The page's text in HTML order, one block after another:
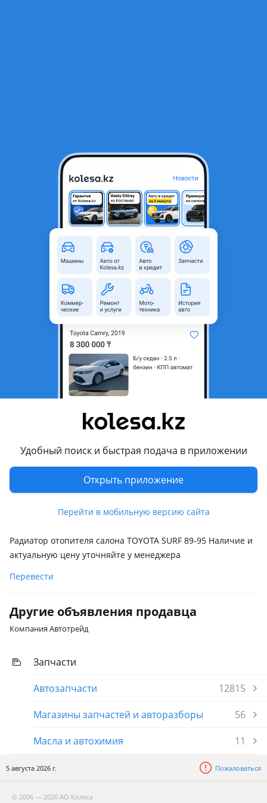
Удобный поиск и быстрая подача в приложении
Открыть приложение
Перейти в мобильную версию сайта
Радиатор отопителя салона
Шымкент, Туркестанская
область
Новая
Оригинальность
Оригинал
ST-TY93-395-0
Подходит на авто
1989 - 1995 2 поколение (N1)
Toyota Hilux Surf
1989 - 1995 2 поколение
Комментарий продавца
ST-TY93-395-0
Радиатор отопителя салона TOYOTA SURF 89-95 Наличие и
актуальную цену уточняйте у менеджера
Перевести
Другие объявления продавца
Компания Автотрейд
Запчасти
Автозапчасти
12815
Магазины запчастей и авторазборы
56
Масла и автохимия
11
5 августа 2026 г. Пожаловаться
© 2006 — 2026 АО Колеса